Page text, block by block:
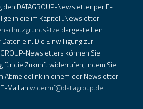
den DATAGROUP-Newsletter per E-
in die im Kapitel „Newsletter-
dargestellten
ein. Die Einwilligung zur
Newsletters können Sie
für die Zukunft widerrufen, indem Sie
Abmeldelink in einem der Newsletter
Mail anwiderruf@datagroup.de